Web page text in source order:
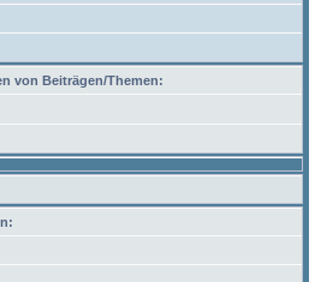
von Beiträgen/Themen: